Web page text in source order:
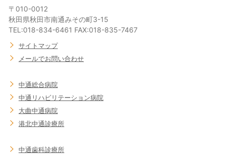
〒010-0012
秋田県秋田市南通みその町3-15
TEL:018-834-6461 FAX:018-835-7467
サイトマップ
メールでお問い合わせ
中通総合病院
中通リハビリテーション病院
大曲中通病院
港北中通診療所
中通歯科診療所